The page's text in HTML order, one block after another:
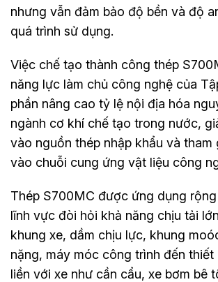
nhưng vẫn đảm bảo độ bền và độ
quá trình sử dụng.
Việc chế tạo thành công thép
năng lực làm chủ công nghệ của
phần nâng cao tỷ lệ nội địa hóa
ngành cơ khí chế tạo trong nước,
vào nguồn thép nhập khẩu và tham
vào chuỗi cung ứng vật liệu công
Thép S700MC được ứng dụng
lĩnh vực đòi hỏi khả năng chịu tải
khung xe, dầm chịu lực, khung
nặng, máy móc công trình đến thiết
liền với xe như cần cẩu, xe bơm bê